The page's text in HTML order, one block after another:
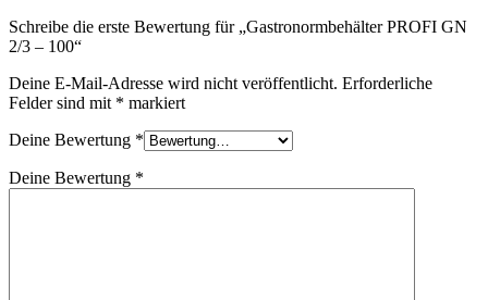
Schreibe die erste Bewertung für „Gastronormbehälter PROFI GN
2/3 – 100“
Deine E-Mail-Adresse wird nicht veröffentlicht. Erforderliche
Felder sind mit * markiert
Deine Bewertung *
Deine Bewertung *